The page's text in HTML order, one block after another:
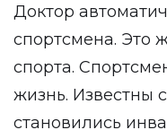
Доктор
спортсмена. Это
спорта.
жизнь. Известны
становились